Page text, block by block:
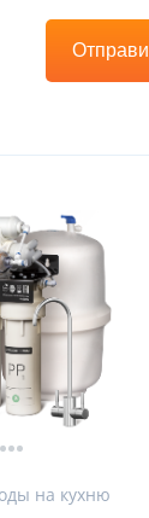
на кухню